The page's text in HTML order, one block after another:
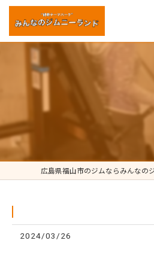
広島県福山市のジムならみんなの
2024/03/26